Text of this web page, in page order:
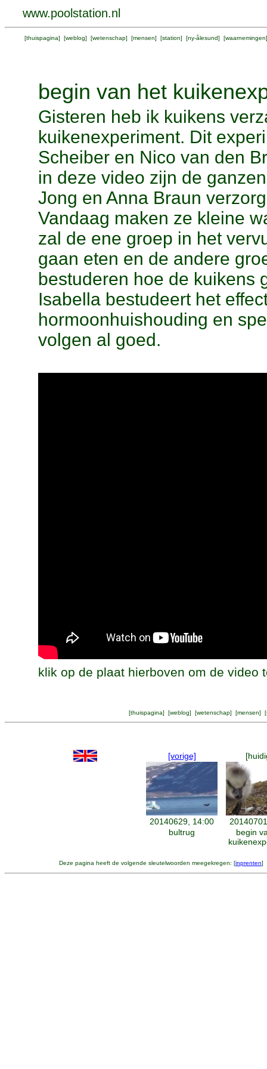
www.poolstation.nl
[thuispagina] [weblog] [wetenschap] [mensen] [station] [ny-ålesund] [waarnemingen
begin van het
Gisteren heb ik kuikens
kuikenexperiment. Dit
Scheiber en Nico van den
in deze video zijn de
Jong en Anna Braun
Vandaag maken ze kleine
zal de ene groep in het
gaan eten en de andere
bestuderen hoe de kuikens
Isabella bestudeert het
hormoonhuishouding en
volgen al goed.
klik op de plaat hierboven om de video
[thuispagina] [weblog] [wetenschap] [mensen] [
[vorige]
20140629, 14:00
bultrug
begin
Deze pagina heeft de volgende sleutelwoorden meegekregen: [inprenten]